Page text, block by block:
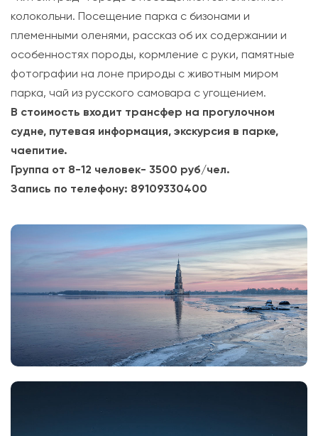
колокольни. Посещение парка с бизонами и
племенными оленями, рассказ об их содержании и
особенностях породы, кормление с руки, памятные
фотографии на лоне природы с животным миром
парка, чай из русского самовара с угощением.
В стоимость входит трансфер на прогулочном
судне, путевая информация, экскурсия в парке,
чаепитие.
Группа от 8-12 человек- 3500 руб/чел.
Запись по телефону: 89109330400